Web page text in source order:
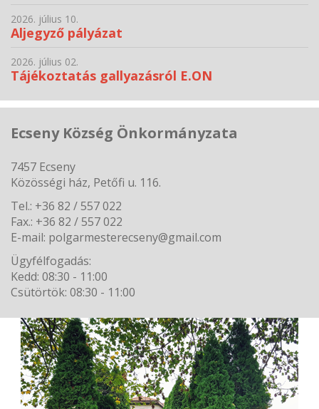
2026. július 10.
Aljegyző pályázat
2026. július 02.
Tájékoztatás gallyazásról E.ON
Ecseny Község Önkormányzata
7457 Ecseny
Közösségi ház, Petőfi u. 116.
Tel.: +36 82 / 557 022
Fax.: +36 82 / 557 022
E-mail: polgarmesterecseny@gmail.com
Ügyfélfogadás:
Kedd: 08:30 - 11:00
Csütörtök: 08:30 - 11:00